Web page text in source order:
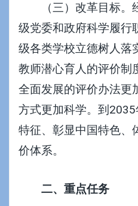
（三）改革目标。
级党委和政府科学履行
级各类学校立德树人落
教师潜心育人的评价制
全面发展的评价办法更
方式更加科学。到
特征、彰显中国特色、
价体系。
二、重点任务